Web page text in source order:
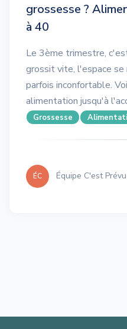
grossesse ?
à 40
Le 3ème trimestre,
grossit vite, l'espace
parfois inconfortable.
alimentation jusqu'à
Grossesse
ÉC Équipe C'est